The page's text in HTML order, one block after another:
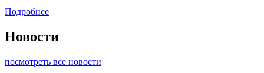
Подробнее
Новости
посмотреть все новости